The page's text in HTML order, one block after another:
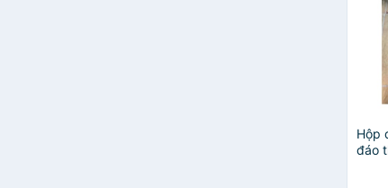
Hộp
đáo